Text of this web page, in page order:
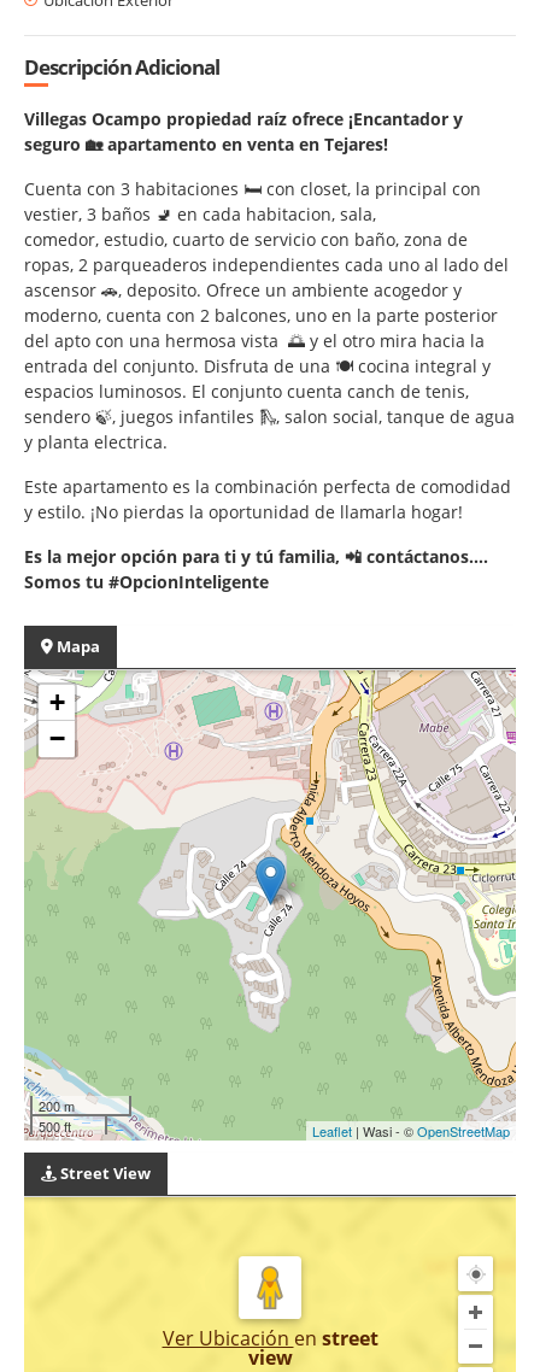
Descripción Adicional
Villegas Ocampo propiedad raíz ofrece ¡Encantador y
seguro 🏡 apartamento en venta en Tejares!
Cuenta con 3 habitaciones 🛏️ con closet, la principal con
vestier, 3 baños 🚽 en cada habitacion, sala,
comedor, estudio, cuarto de servicio con baño, zona de
ropas, 2 parqueaderos independientes cada uno al lado del
ascensor 🚗, deposito. Ofrece un ambiente acogedor y
moderno, cuenta con 2 balcones, uno en la parte posterior
del apto con una hermosa vista 🌅 y el otro mira hacia la
entrada del conjunto. Disfruta de una 🍽️ cocina integral y
espacios luminosos. El conjunto cuenta canch de tenis,
sendero 🍃, juegos infantiles 🛝, salon social, tanque de agua
y planta electrica.
Este apartamento es la combinación perfecta de comodidad
y estilo. ¡No pierdas la oportunidad de llamarla hogar!
Es la mejor opción para ti y tú familia, 📲 contáctanos....
Somos tu #OpcionInteligente
Mapa
+
−
200 m
500 ft
Leaflet | Wasi - ©OpenStreetMap
Street View
Ver Ubicación en street
view